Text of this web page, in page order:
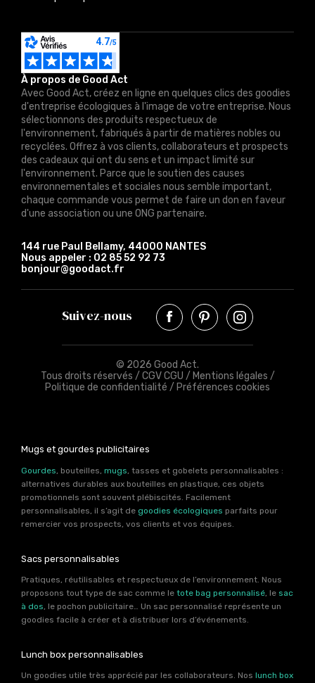
À propos de Good Act
Avec Good Act, créez en ligne en quelques clics des goodies
d'entreprise écologiques à l'image de votre entreprise. Nous
sélectionnons des produits respectueux de
l'environnement, fabriqués à partir de matières nobles ou
recyclées. Offrez à vos clients, collaborateurs et prospects
des cadeaux qui ont du sens et un impact limité sur
l'environnement. Parce que le soutien des causes
environnementales et sociales nous semble important,
chaque commande vous permet de faire un don en faveur
d'une association ou une ONG partenaire.
144 rue Paul Bellamy, 44000 NANTES
Nous appeler : 02 85 52 92 73
bonjour@goodact.fr
Suivez-nous
© 2026 Good Act.
Tous droits réservés / CGV CGU / Mentions légales /
Politique de confidentialité / Préférences cookies
Mugs et gourdes publicitaires
Gourdes , bouteilles, mugs , tasses et gobelets personnalisables :
alternatives durables aux bouteilles en plastique, ces objets
promotionnels sont souvent plébiscités. Facilement
personnalisables, il s’agit de goodies écologiques parfaits pour
remercier vos prospects, vos clients et vos équipes.
Sacs personnalisables
Pratiques, réutilisables et respectueux de l’environnement. Nous
proposons tout type de sac comme le tote bag personnalisé, le sac
à dos, le pochon publicitaire… Un sac personnalisé représente un
goodies facile à créer et à distribuer lors d’événements.
Lunch box personnalisables
Un goodies utile très apprécié par les collaborateurs. Nos lunch box